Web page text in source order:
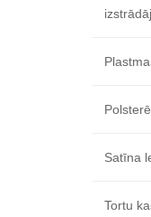
Satīna
Tortu